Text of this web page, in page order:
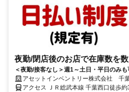
夜勤/閉店後のお店で在庫数を
＜夜勤/接客なし＞週1～土日・平日のみ
アセットインベントリー株式会社 千
アクセス ＪＲ総武本線 千葉西口徒歩約